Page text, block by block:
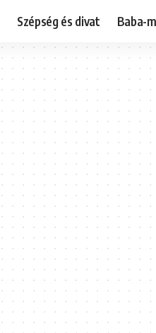
Szépség és divat Baba-